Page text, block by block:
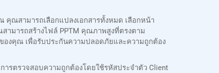
คุณสามารถเลือกแปลงเอกสารทั้งหมด เลือกหน้า
มารถสร้างไฟล์ PPTM คุณภาพสูงที่ตรงตาม
องคุณ เพื่อรับประกันความปลอดภัยและความถูกต้อง
ารตรวจสอบความถูกต้องโดยใช้รหัสประจำตัว Client